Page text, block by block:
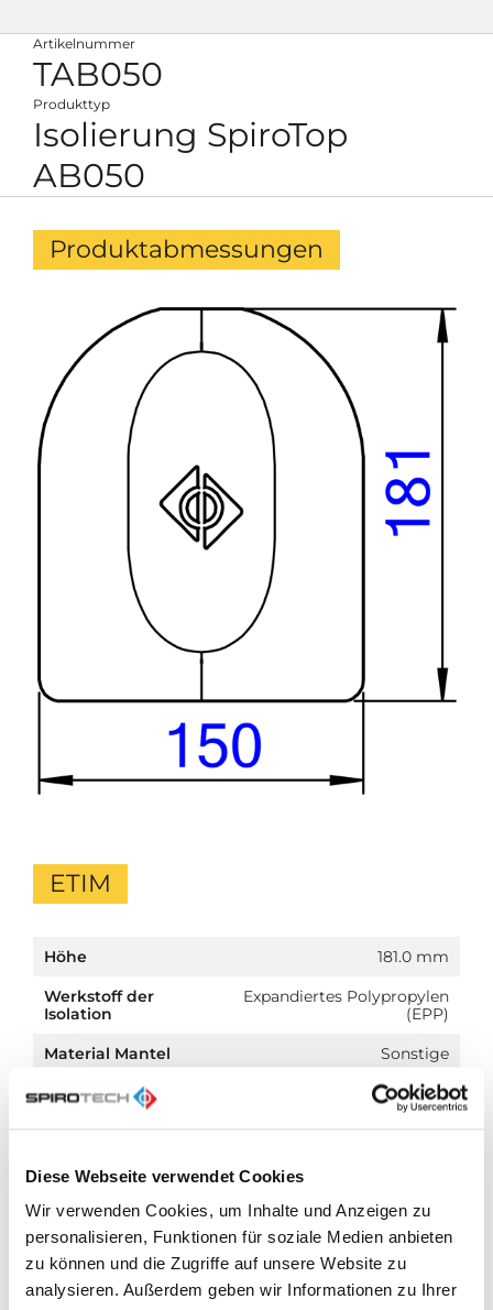
Diese Webseite verwendet Cookies
Wir verwenden Cookies, um Inhalte und Anzeigen zu
personalisieren, Funktionen für soziale Medien anbieten
zu können und die Zugriffe auf unsere Website zu
analysieren. Außerdem geben wir Informationen zu Ihrer
Artikelnummer
TAB050
Produkttyp
Isolierung SpiroTop
AB050
Produktabmessungen
ETIM
Höhe
181.0 mm
Werkstoff der
Isolation
Expandiertes Polypropylen
(EPP)
Material Mantel
Sonstige
Temperaturbeständig
110.0 °C